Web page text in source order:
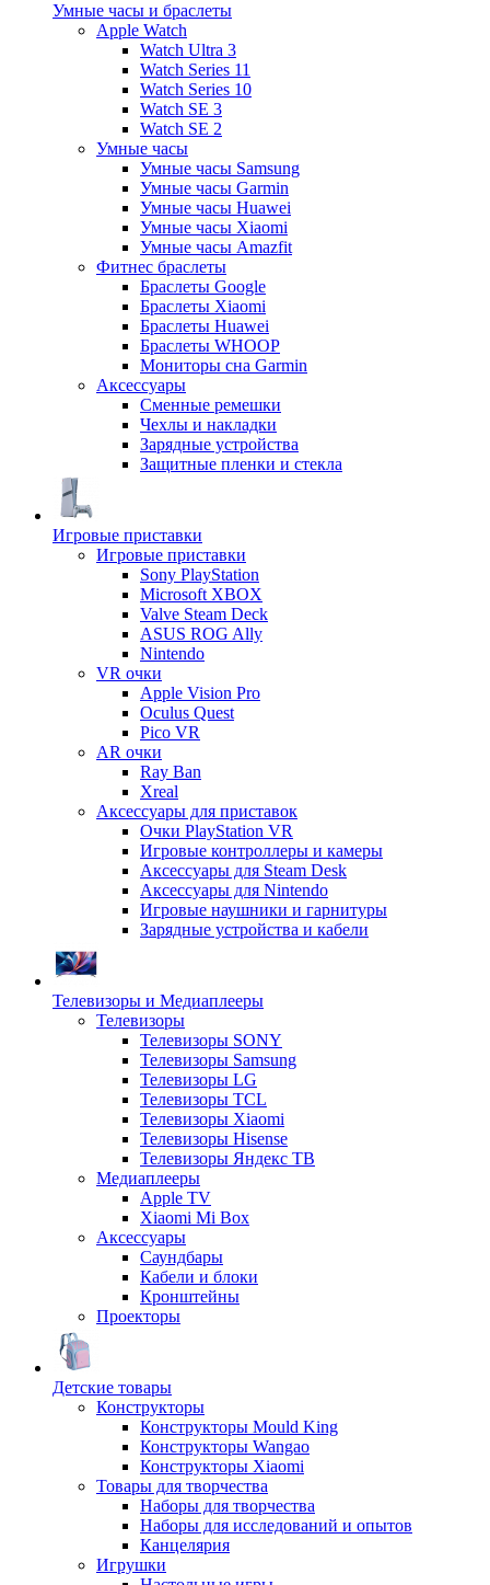
Умные часы и браслеты
Apple Watch
Watch Ultra 3
Watch Series 11
Watch Series 10
Watch SE 3
Watch SE 2
Умные часы
Умные часы Samsung
Умные часы Garmin
Умные часы Huawei
Умные часы Xiaomi
Умные часы Amazfit
Фитнес браслеты
Браслеты Google
Браслеты Xiaomi
Браслеты Huawei
Браслеты WHOOP
Мониторы сна Garmin
Аксессуары
Сменные ремешки
Чехлы и накладки
Зарядные устройства
Защитные пленки и стекла
Игровые приставки
Игровые приставки
Sony PlayStation
Microsoft XBOX
Valve Steam Deck
ASUS ROG Ally
Nintendo
VR очки
Apple Vision Pro
Oculus Quest
Pico VR
AR очки
Ray Ban
Xreal
Аксессуары для приставок
Очки PlayStation VR
Игровые контроллеры и камеры
Аксессуары для Steam Desk
Аксессуары для Nintendo
Игровые наушники и гарнитуры
Зарядные устройства и кабели
Телевизоры и Медиаплееры
Телевизоры
Телевизоры SONY
Телевизоры Samsung
Телевизоры LG
Телевизоры TCL
Телевизоры Xiaomi
Телевизоры Hisense
Телевизоры Яндекс ТВ
Медиаплееры
Apple TV
Xiaomi Mi Box
Аксессуары
Саундбары
Кабели и блоки
Кронштейны
Проекторы
Детские товары
Конструкторы
Конструкторы Mould King
Конструкторы Wangao
Конструкторы Xiaomi
Товары для творчества
Наборы для творчества
Наборы для исследований и опытов
Канцелярия
Игрушки